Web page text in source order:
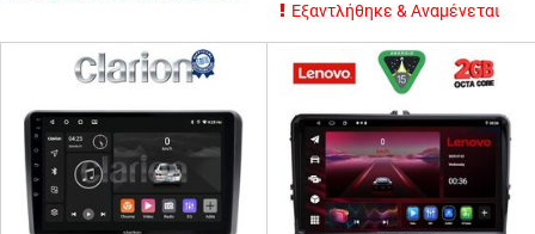
Εξαντλήθηκε & Αναμένεται